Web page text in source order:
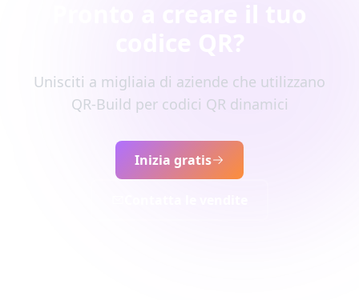
Unisciti a migliaia di aziende che utilizzano
QR-Build per codici QR dinamici
Inizia gratis